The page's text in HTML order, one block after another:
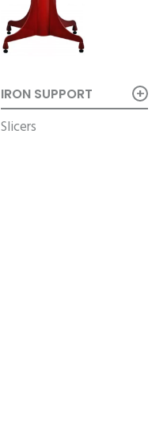
IRON SUPPORT +
Slicers